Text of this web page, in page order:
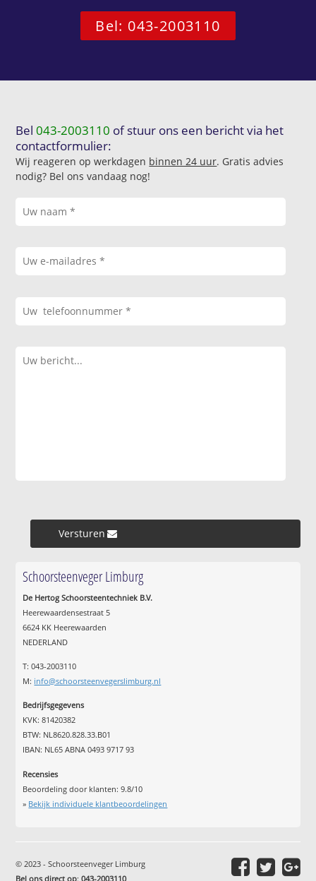
Bel: 043-2003110
Bel043-2003110 of stuur ons een bericht via het
contactformulier:
Wij reageren op werkdagen binnen 24 uur. Gratis advies
nodig? Bel ons vandaag nog!
Versturen »
Schoorsteenveger Limburg
De Hertog Schoorsteentechniek B.V.
Heerewaardensestraat 5
6624 KK Heerewaarden
NEDERLAND
T: 043-2003110
M: info@schoorsteenvegerslimburg.nl
Bedrijfsgegevens
KVK: 81420382
BTW: NL8620.828.33.B01
IBAN: NL65 ABNA 0493 9717 93
Recensies
Beoordeling door klanten:9.8/10
» Bekijk individuele klantbeoordelingen
© 2023 - Schoorsteenveger Limburg
Bel ons direct op:043-2003110